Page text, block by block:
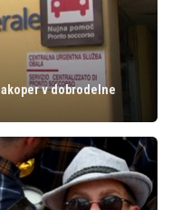
v dobrodelne